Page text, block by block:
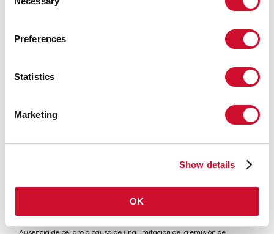
Selection
Preferences
Statistics
Marketing
Show details
OK
CERTIFICACIONES CE
Conformidad
Ausencia de peligro a causa de una limitación de la emisión de